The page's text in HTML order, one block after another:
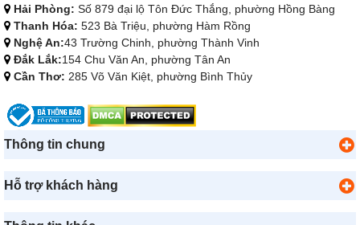
Hải Phòng: Số 879 đại lộ Tôn Đức Thắng, phường Hồng Bàng
Thanh Hóa: 523 Bà Triệu, phường Hàm Rồng
Nghệ An:43 Trường Chinh, phường Thành Vinh
Đắk Lắk:154 Chu Văn An, phường Tân An
Cần Thơ: 285 Võ Văn Kiệt, phường Bình Thủy
Thông tin chung
Hỗ trợ khách hàng